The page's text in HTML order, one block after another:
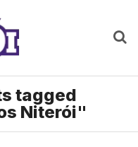
tagged
Niterói"